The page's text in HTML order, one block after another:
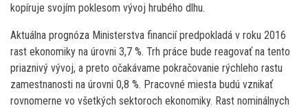
kopíruje svojím poklesom vývoj hrubého dlhu.
Aktuálna prognóza Ministerstva financií predpokladá v roku 2016
rast ekonomiky na úrovni 3,7 %. Trh práce bude reagovať na tento
priaznivý vývoj, a preto očakávame pokračovanie rýchleho rastu
zamestnanosti na úrovni 0,8 %. Pracovné miesta budú vznikať
rovnomerne vo všetkých sektoroch ekonomiky. Rast nominálnych